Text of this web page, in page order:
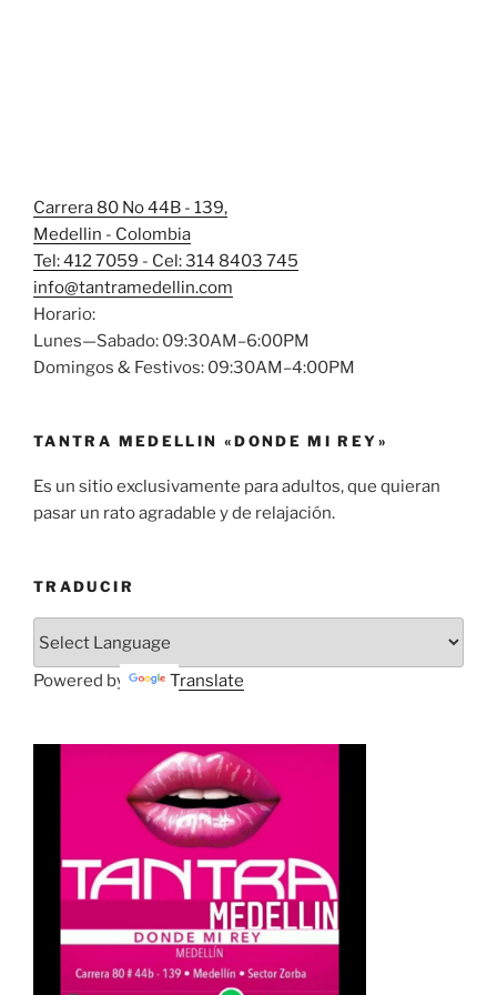
Carrera 80 No 44B - 139,
Medellin - Colombia
Tel: 412 7059 - Cel: 314 8403 745
info@tantramedellin.com
Horario:
Lunes—Sabado: 09:30AM–6:00PM
Domingos & Festivos: 09:30AM–4:00PM
TANTRA MEDELLIN «DONDE MI REY»
Es un sitio exclusivamente para adultos, que quieran
pasar un rato agradable y de relajación.
TRADUCIR
Powered by Translate